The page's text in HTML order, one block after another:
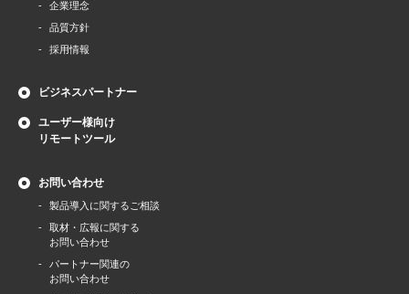
企業理念
品質方針
採用情報
ビジネスパートナー
ユーザー様向け
リモートツール
お問い合わせ
製品導⼊に関するご相談
取材・広報に関する
お問い合わせ
パートナー関連の
お問い合わせ